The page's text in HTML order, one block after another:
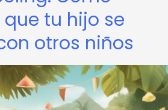
tu hijo se
otros niños